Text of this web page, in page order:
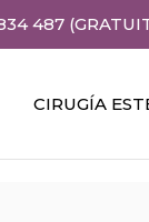
487
CIRUGÍA